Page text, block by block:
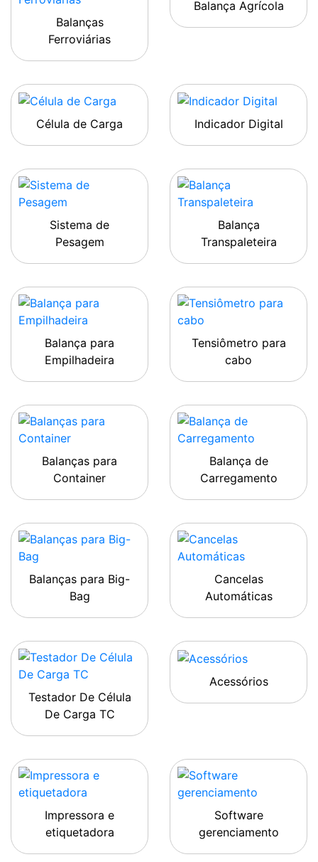
Balanças
Ferroviárias
Balança Agrícola
Célula de Carga Indicador Digital
Sistema de
Pesagem
Balança
Transpaleteira
Balança para
Empilhadeira
Tensiômetro para
cabo
Balanças para
Container
Balança de
Carregamento
Balanças para Big-
Bag
Cancelas
Automáticas
Testador De Célula
De Carga TC
Acessórios
Impressora e
etiquetadora
Software
gerenciamento